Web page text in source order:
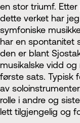
en stor triumf. Etter
dette verket har
symfoniske
har en spontanitet
den er blant
musikalske vidd
første sats. Typisk
av
rolle i andre og
lett tilgjengelig og